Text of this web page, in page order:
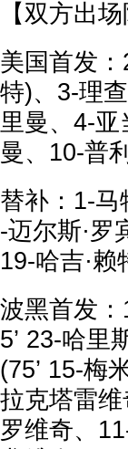
【双方出场
美国首发：
特)、3-理
里曼、4-亚
曼、10-普
替补：1-马
-迈尔斯·罗
19-哈吉·
波黑首发
5’ 23-哈里
(75’ 15-梅
拉克塔雷
罗维奇、